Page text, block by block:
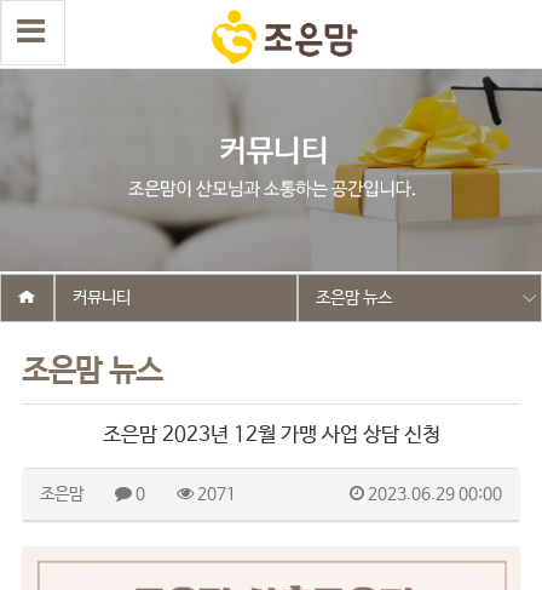
조은맘 뉴스
커뮤니티 조은맘 뉴스
조은맘 2023년 12월 가맹 사업 상담 신청
조은맘 0 2071 2023.06.29 00:00